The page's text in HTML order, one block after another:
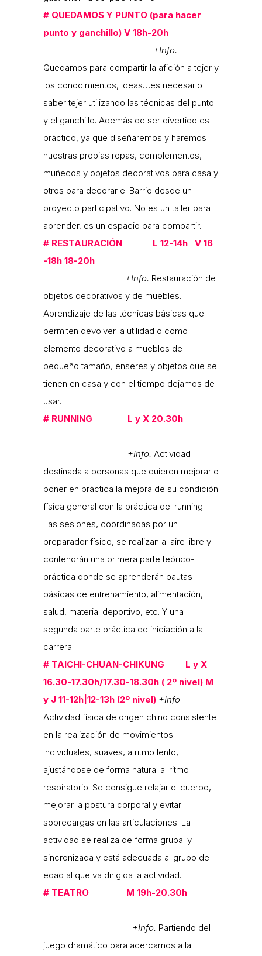
# QUEDAMOS Y PUNTO (para hacer
punto y ganchillo) V 18h-20h
+Info.
Quedamos para compartir la afición a tejer y
los conocimientos, ideas…es necesario
saber tejer utilizando las técnicas del punto
y el ganchillo. Además de ser divertido es
práctico, ya que diseñaremos y haremos
nuestras propias ropas, complementos,
muñecos y objetos decorativos para casa y
otros para decorar el Barrio desde un
proyecto participativo. No es un taller para
aprender, es un espacio para compartir.
# RESTAURACIÓN L 12-14h V 16
-18h 18-20h
+Info. Restauración de
objetos decorativos y de muebles.
Aprendizaje de las técnicas básicas que
permiten devolver la utilidad o como
elemento decorativo a muebles de
pequeño tamaño, enseres y objetos que se
tienen en casa y con el tiempo dejamos de
usar.
# RUNNING L y X 20.30h
+Info. Actividad
destinada a personas que quieren mejorar o
poner en práctica la mejora de su condición
física general con la práctica del running.
Las sesiones, coordinadas por un
preparador físico, se realizan al aire libre y
contendrán una primera parte teórico-
práctica donde se aprenderán pautas
básicas de entrenamiento, alimentación,
salud, material deportivo, etc. Y una
segunda parte práctica de iniciación a la
carrera.
# TAICHI-CHUAN-CHIKUNG L y X
16.30-17.30h/17.30-18.30h ( 2º nivel) M
y J 11-12h|12-13h (2º nivel) +Info.
Actividad física de origen chino consistente
en la realización de movimientos
individuales, suaves, a ritmo lento,
ajustándose de forma natural al ritmo
respiratorio. Se consigue relajar el cuerpo,
mejorar la postura corporal y evitar
sobrecargas en las articulaciones. La
actividad se realiza de forma grupal y
sincronizada y está adecuada al grupo de
edad al que va dirigida la actividad.
# TEATRO M 19h-20.30h
+Info. Partiendo del
juego dramático para acercarnos a la